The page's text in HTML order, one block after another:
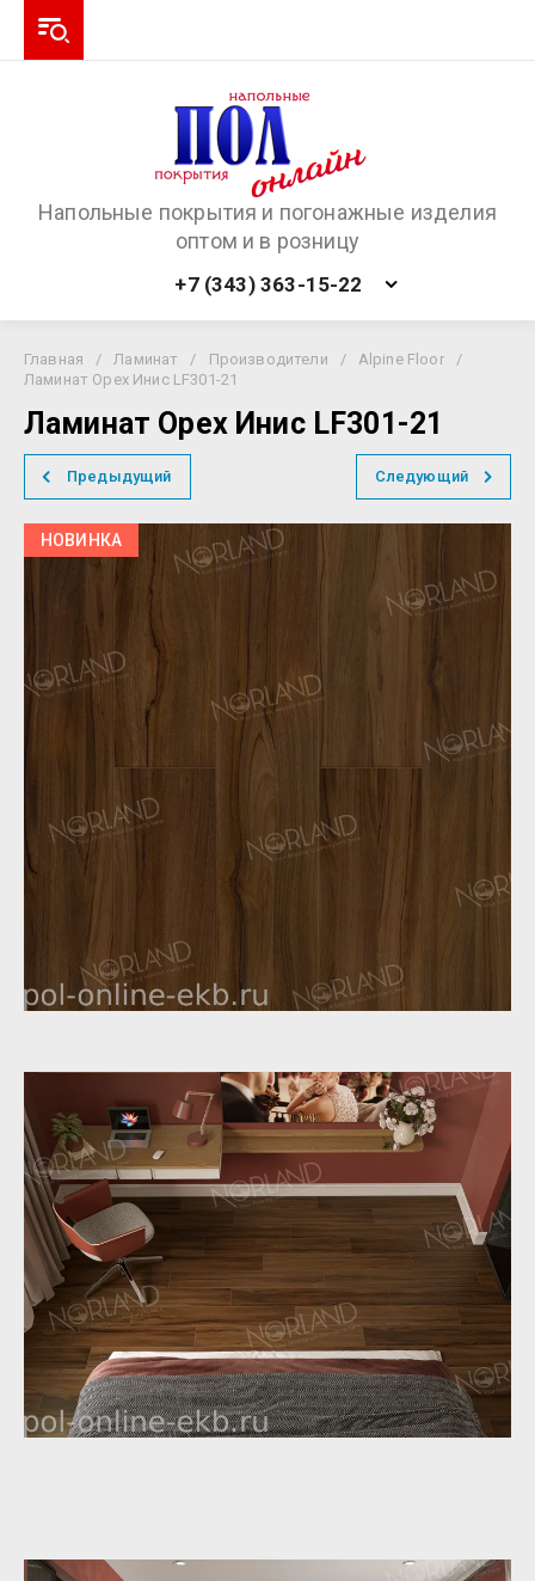
Напольные покрытия и погонажные изделия
оптом и в розницу
+7 (343) 363-15-22
Главная / Ламинат / Производители / Alpine Floor
/
Ламинат Орех Инис LF301-21
Ламинат Орех Инис LF301-21
Предыдущий Следующий
НОВИНКА